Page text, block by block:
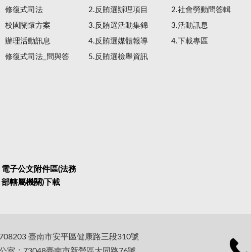
修復式司法
校園關懷方案
辦理活動訊息
修復式司法_問與答
2.反賄選辦理項目
3.反賄選活動集錦
4.反賄選媒體報導
5.反賄選檢舉資訊
2.社會勞動問答輯
3.活動訊息
4.下載專區
電子公文附件區(法務
部轄屬機關)下載
臺南市安平區健康路三段310號